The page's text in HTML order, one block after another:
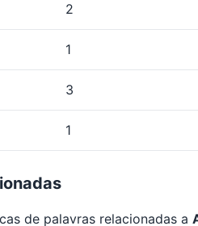
2
1
3
1
de palavras relacionadas a